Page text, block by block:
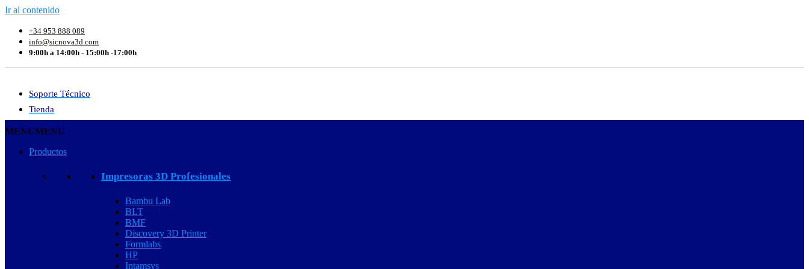
Ir al contenido
+34 953 888 089
info@sicnova3d.com
9:00h a 14:00h - 15:00h -17:00h
Soporte Técnico
Tienda
MENUMENU
Productos
Impresoras 3D Profesionales
Bambu Lab
BLT
BMF
Discovery 3D Printer
Formlabs
HP
Intamsys